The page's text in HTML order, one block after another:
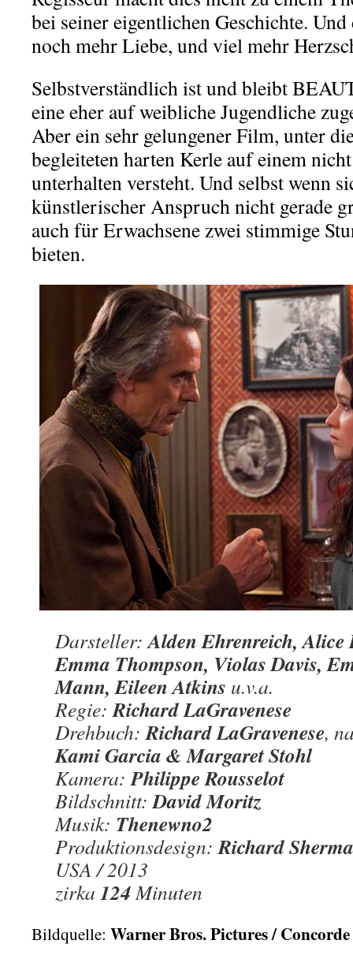
bei seiner eigentlichen Geschichte.
noch mehr Liebe, und viel mehr
Selbstverständlich ist und bleibt
eine eher auf weibliche Jugendliche
Aber ein sehr gelungener Film, unter
begleiteten harten Kerle auf einem
unterhalten versteht. Und selbst wenn
künstlerischer Anspruch nicht gerade
auch für Erwachsene zwei stimmige
bieten.
Darsteller:Alden Ehrenreich,
Emma Thompson, Violas Davis,
Mann, Eileen Atkins u.v.a.
Regie:Richard LaGravenese
Drehbuch:Richard LaGravenese,
Kami Garcia & Margaret Stohl
Kamera:Philippe Rousselot
Bildschnitt:David Moritz
Musik: Thenewno2
Produktionsdesign:Richard
USA / 2013
zirka 124Minuten
Bildquelle: Warner Bros. Pictures /